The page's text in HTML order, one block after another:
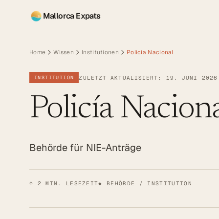
Mallorca Expats
Home Wissen Institutionen Policía Nacional
INSTITUTION ZULETZT AKTUALISIERT: 19. JUNI 2026
Policía
Behörde für NIE-Anträge
↑ 2 MIN. LESEZEIT◆ BEHÖRDE / INSTITUTION